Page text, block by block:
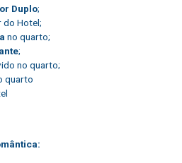
Duplo;
do Hotel;
no quarto;
;
no quarto;
quarto